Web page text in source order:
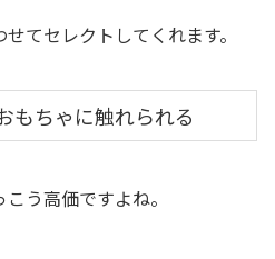
てセレクトしてくれます。
もちゃに触れられる
う高価ですよね。